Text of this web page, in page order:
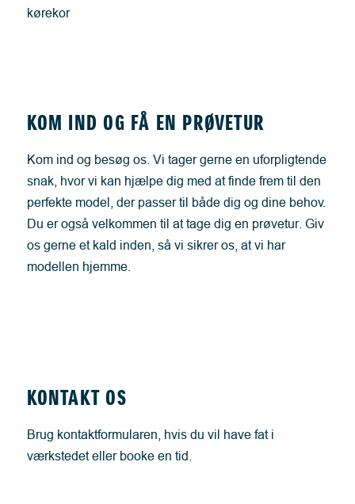
kørekor
KOM IND OG FÅ EN PRØVETUR
Kom ind og besøg os. Vi tager gerne en uforpligtende
snak, hvor vi kan hjælpe dig med at finde frem til den
perfekte model, der passer til både dig og dine behov.
Du er også velkommen til at tage dig en prøvetur. Giv
os gerne et kald inden, så vi sikrer os, at vi har
modellen hjemme.
KONTAKT OS
Brug kontaktformularen, hvis du vil have fat i
værkstedet eller booke en tid.